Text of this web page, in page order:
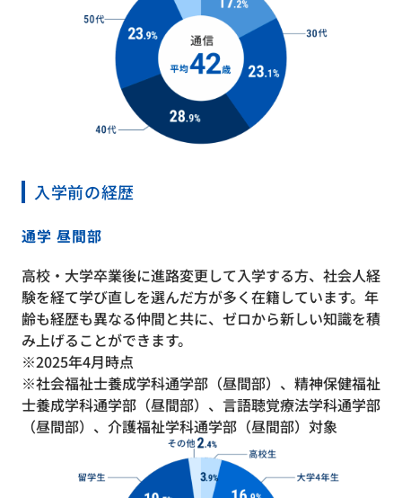
入学前の経歴
通学 昼間部
高校・大学卒業後に進路変更して入学する方、社会人経
験を経て学び直しを選んだ方が多く在籍しています。年
齢も経歴も異なる仲間と共に、ゼロから新しい知識を積
み上げることができます。
※2025年4月時点
※社会福祉士養成学科通学部（昼間部）、精神保健福祉
士養成学科通学部（昼間部）、言語聴覚療法学科通学部
（昼間部）、介護福祉学科通学部（昼間部）対象